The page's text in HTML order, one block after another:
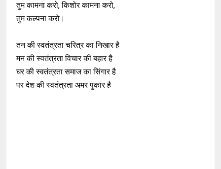
तुम कामना करो, किशोर कामना करो,
तुम कल्पना करो।
तन की स्वतंत्रता चरित्र का निखार है
मन की स्वतंत्रता विचार की बहार है
घर की स्वतंत्रता समाज का सिंगार है
पर देश की स्वतंत्रता अमर पुकार है